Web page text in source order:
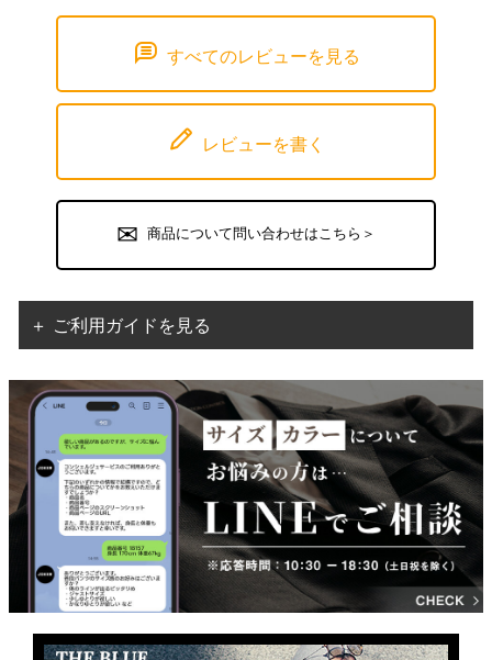
すべてのレビューを見る
レビューを書く
商品について問い合わせはこちら＞
＋ ご利用ガイドを見る